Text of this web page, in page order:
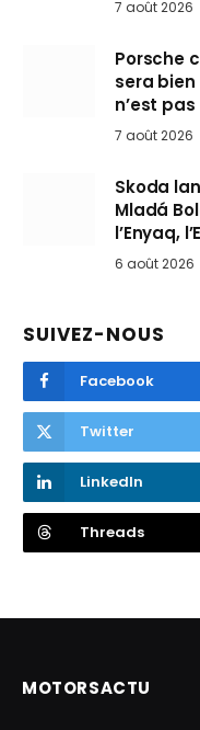
7 août 2026
Porsche
sera
n’est
7 août 2026
Skoda
Mladá
l’Enyaq,
6 août 2026
SUIVEZ-NOUS
Facebook
Twitter
LinkedIn
Threads
MOTORSACTU